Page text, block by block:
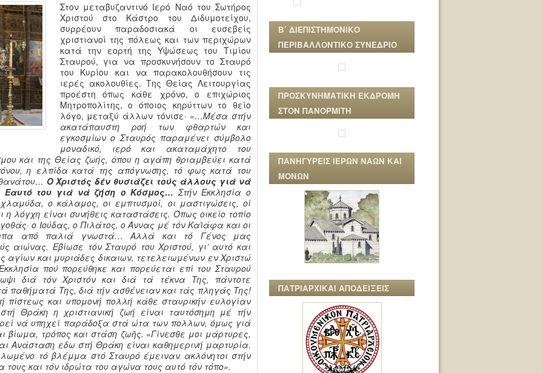
Στον μεταβυζαντινό Ιερό Ναό του Σωτήρος
Χριστού στο Κάστρο του Διδυμοτείχου,
συρρέουν παραδοσιακά οι ευσεβείς
χριστιανοί της πόλεως και των περιχώρων
κατά την εορτή της Υψώσεως του Τιμίου
Σταυρού, για να προσκυνήσουν το Σταυρό
του Κυρίου και να παρακολουθήσουν τις
ιερές ακολουθίες. Της Θείας Λειτουργίας
προέστη όπως κάθε χρόνο, ο επιχώριος
Μητροπολίτης, ο όποιος κηρύττων το θείο
λόγο, μεταξύ άλλων τόνισε· «…Μέσα στήν
ακατάπαυστη ροή των φθαρτών και
εγκοσμίων ο Σταυρός παραμένει σύμβολο
μοναδικό, ιερό και ακαταμάχητο του
και της Θείας ζωής, όπου η αγάπη θριαμβεύει κατά
η ελπίδα κατά της απόγνωσης, τό φως κατά του
Ο Χριστός δέν θυσιάζει τούς άλλους γιά νά
Εαυτό του γιά νά ζήση ο Κόσμος… Στήν Εκκλησία ο
ο κάλαμος, οι εμπτυσμοί, οι μαστιγώσεις, οί
λόγχη είναι συνήθεις καταστάσεις. Όπως οικείο τοπίο
ο Ιούδας, ο Πιλάτος, ο Άννας μέ τόν Καϊάφα και οι
από παλιά γνωστά… Αλλά και τό Γένος μας
αιώνας. Εβίωσε τόν Σταυρό του Χριστού, γι’ αυτό και
αγίων και μυριάδες δικαιων, τετελειωμένων εν Χριστώ
πού πορεύθηκε και πορεύεται επί του Σταυρού
διά τόν Χριστόν και διά τά τέκνα Της, πάντοτε
παθήματά Της, διά τήν ασθένειαν και τάς πληγάς Της!
πίστεως και υπομονή πολλή κάθε σταυρικήν ευλογίαν
Θράκη η χριστιανική ζωή είναι ταυτόσημη μέ τήν
νά υπηχεί παράδοξα στά ώτα των πολλων, όμως γιά
βίωμα, τρόπος και στάση ζωῆς. «Γίνεσθε μοι μάρτυρες,
Ανάσταση εδω στή Θράκη είναι καθημερινή μαρτυρία.
τό βλέμμα στό Σταυρό έμειναν ακλόνητοι στήν
τους και τόν ιδρώτα του αγώνα τους αυτό τόν τόπο».
Β΄ ΔΙΕΠΙΣΤΗΜΟΝΙΚΟ
ΠΕΡΙΒΑΛΛΟΝΤΙΚΟ ΣΥΝΕΔΡΙΟ
ΠΡΟΣΚΥΝΗΜΑΤΙΚΗ ΕΚΔΡΟΜΗ
ΣΤΟΝ ΠΑΝΟΡΜΙΤΗ
ΠΑΝΗΓΥΡΕΙΣ ΙΕΡΩΝ ΝΑΩΝ ΚΑΙ
ΜΟΝΩΝ
ΠΑΤΡΙΑΡΧΙΚΑΙ ΑΠΟΔΕΙΞΕΙΣ